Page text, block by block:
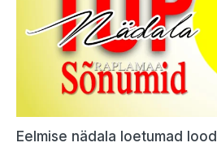
Eelmise nädala loetumad lood